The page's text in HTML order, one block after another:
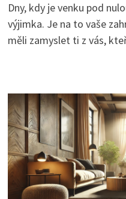
Dny, kdy je venku pod
výjimka. Je na to vaše
měli zamyslet ti z vás,